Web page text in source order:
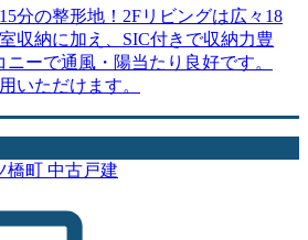
分の整形地！2Fリビングは広々18
収納に加え、SIC付きで収納力豊
ーで通風・陽当たり良好です。
いただけます。
橋町 中古戸建